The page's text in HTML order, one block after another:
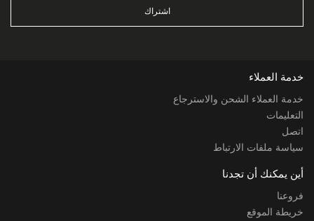
اشتراك
خدمة العملاء
خدمة العملاء الشحن والاسترجاع
التعليمات
اتصل
سياسة ملفات الارتباط
أين يمكنك أن تجدنا
فروعنا
خريطة الموقع